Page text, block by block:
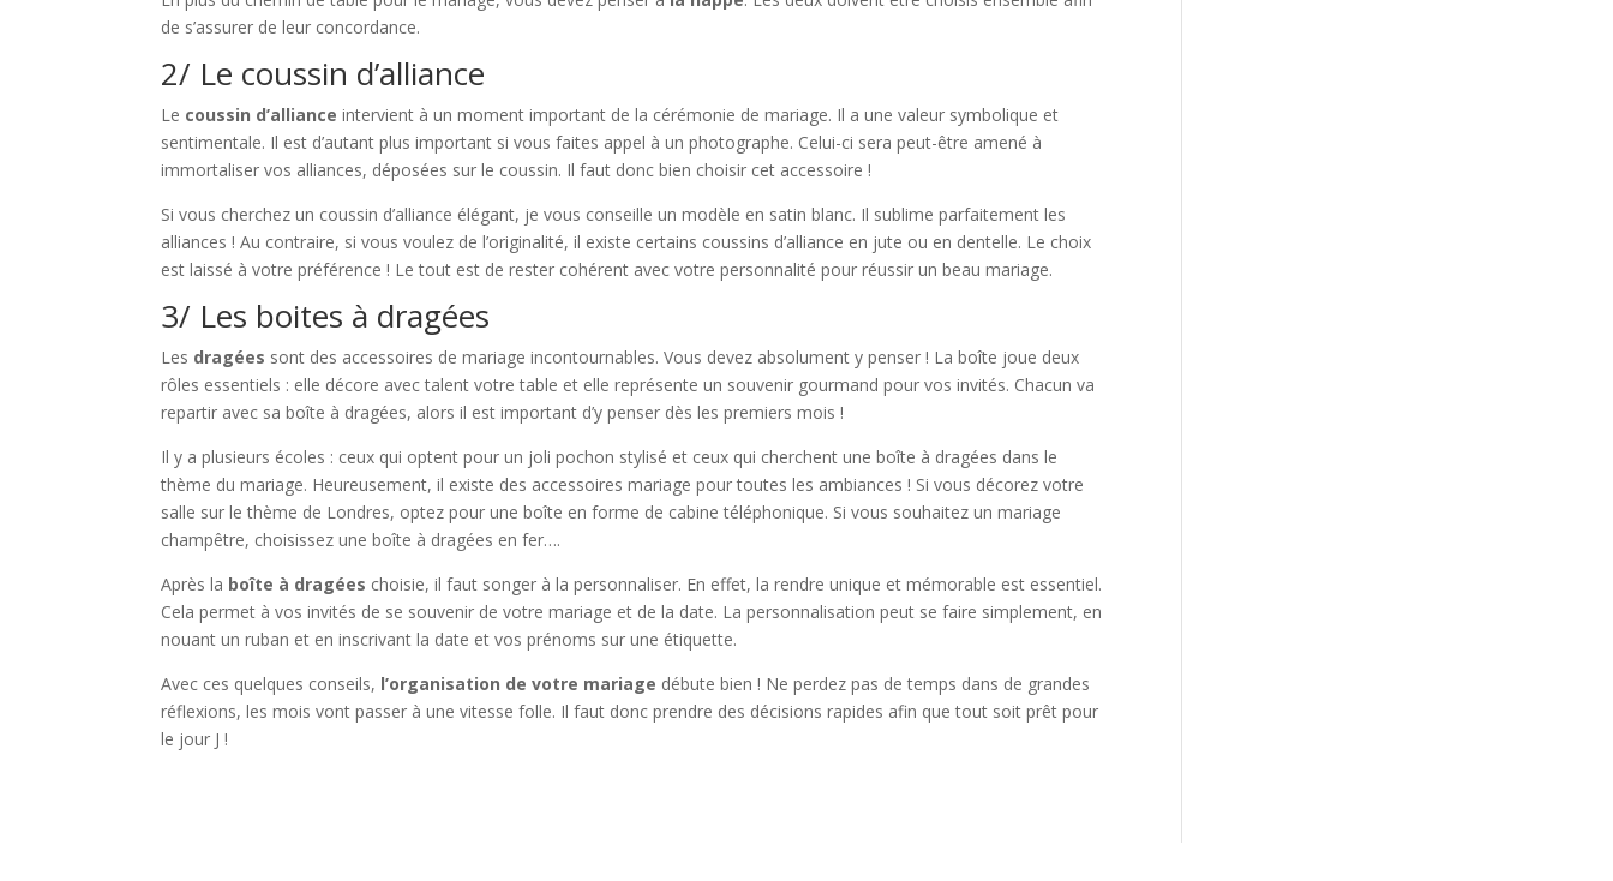
de s’assurer de leur concordance.
2/ Le coussin d’alliance
Le coussin d’alliance intervient à un moment important de la cérémonie de mariage. Il a une valeur symbolique et
sentimentale. Il est d’autant plus important si vous faites appel à un photographe. Celui-ci sera peut-être amené à
immortaliser vos alliances, déposées sur le coussin. Il faut donc bien choisir cet accessoire !
Si vous cherchez un coussin d’alliance élégant, je vous conseille un modèle en satin blanc. Il sublime parfaitement les
alliances ! Au contraire, si vous voulez de l’originalité, il existe certains coussins d’alliance en jute ou en dentelle. Le choix
est laissé à votre préférence ! Le tout est de rester cohérent avec votre personnalité pour réussir un beau mariage.
3/ Les boites à dragées
Les dragées sont des accessoires de mariage incontournables. Vous devez absolument y penser ! La boîte joue deux
rôles essentiels : elle décore avec talent votre table et elle représente un souvenir gourmand pour vos invités. Chacun va
repartir avec sa boîte à dragées, alors il est important d’y penser dès les premiers mois !
Il y a plusieurs écoles : ceux qui optent pour un joli pochon stylisé et ceux qui cherchent une boîte à dragées dans le
thème du mariage. Heureusement, il existe des accessoires mariage pour toutes les ambiances ! Si vous décorez votre
salle sur le thème de Londres, optez pour une boîte en forme de cabine téléphonique. Si vous souhaitez un mariage
champêtre, choisissez une boîte à dragées en fer….
Après la boîte à dragées choisie, il faut songer à la personnaliser. En effet, la rendre unique et mémorable est essentiel.
Cela permet à vos invités de se souvenir de votre mariage et de la date. La personnalisation peut se faire simplement, en
nouant un ruban et en inscrivant la date et vos prénoms sur une étiquette.
Avec ces quelques conseils, l’organisation de votre mariage débute bien ! Ne perdez pas de temps dans de grandes
réflexions, les mois vont passer à une vitesse folle. Il faut donc prendre des décisions rapides afin que tout soit prêt pour
le jour J !